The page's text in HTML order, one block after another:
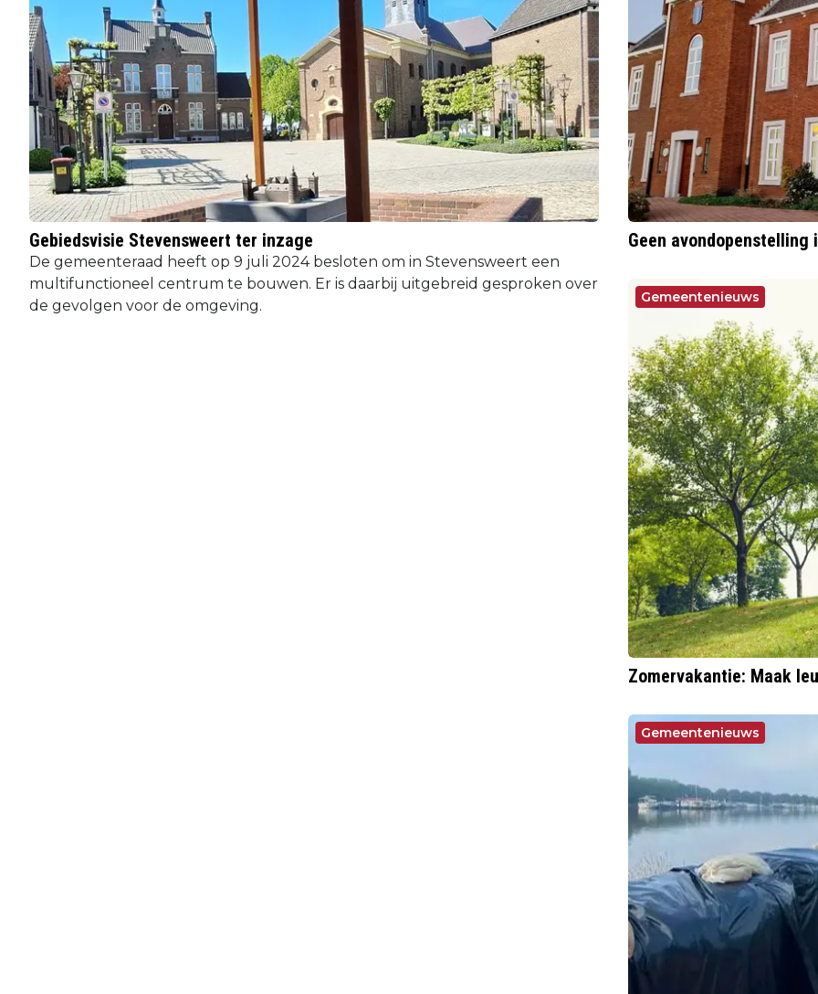
Gebiedsvisie Stevensweert ter inzage
De gemeenteraad heeft op 9 juli 2024 besloten om in Stevensweert een
multifunctioneel centrum te bouwen. Er is daarbij uitgebreid gesproken over
de gevolgen voor de omgeving.
Geen
Gemeentenieuws
Zomervakantie: Maak
Gemeentenieuws